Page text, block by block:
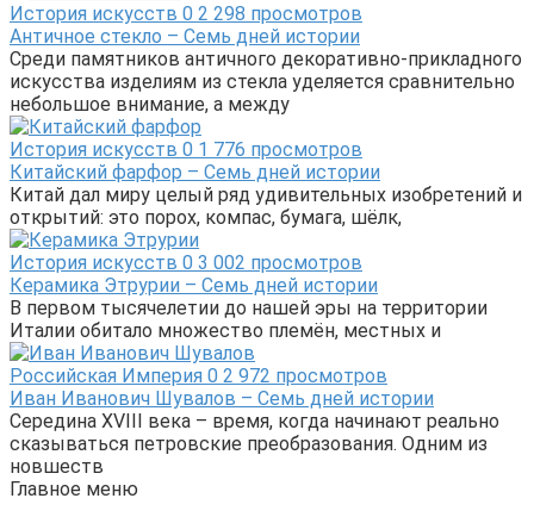
История искусств 0 2 298 просмотров
Античное стекло – Семь дней истории
Среди памятников античного декоративно-прикладного
искусства изделиям из стекла уделяется сравнительно
небольшое внимание, а между
История искусств 0 1 776 просмотров
Китайский фарфор – Семь дней истории
Китай дал миру целый ряд удивительных изобретений и
открытий: это порох, компас, бумага, шёлк,
История искусств 0 3 002 просмотров
Керамика Этрурии – Семь дней истории
В первом тысячелетии до нашей эры на территории
Италии обитало множество племён, местных и
Российская Империя 0 2 972 просмотров
Иван Иванович Шувалов – Семь дней истории
Середина XVIII века – время, когда начинают реально
сказываться петровские преобразования. Одним из
новшеств
Главное меню